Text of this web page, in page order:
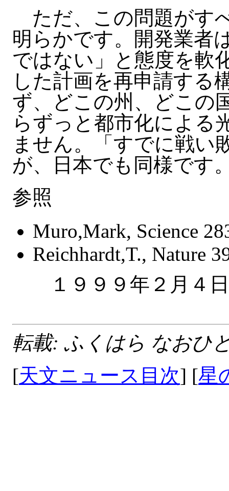
ただ、この問題がす
明らかです。開発業者
ではない」と態度を軟
した計画を再申請する
ず、どこの州、どこの
らずっと都市化による
ません。「すでに戦い
が、日本でも同様です
参照
Muro,Mark, Science
Reichhardt,T., Nature
１９９９年
転載: ふくはら なおひ
[天文ニュース目次] [星